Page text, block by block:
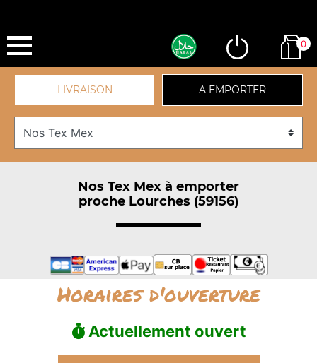
0
LIVRAISON A EMPORTER
Nos Tex Mex à emporter
proche Lourches (59156)
Horaires d'ouverture
Actuellement ouvert